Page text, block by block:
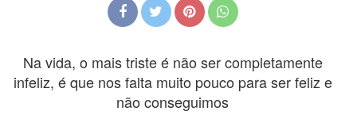
Na vida, o mais triste é não ser completamente
infeliz, é que nos falta muito pouco para ser feliz e
não conseguimos